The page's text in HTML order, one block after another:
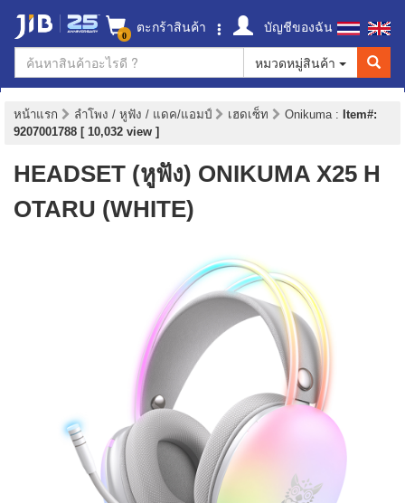
0 ตะกร้าสินค้า
บัญชีของฉัน
หมวดหมู่สินค้า
หน้าแรก ลำโพง / หูฟัง / แดค/แอมป์ เฮดเซ็ท Onikuma : Item#:
9207001788 [ 10,032 view ]
HEADSET (หูฟัง) ONIKUMA X25 H
OTARU (WHITE)